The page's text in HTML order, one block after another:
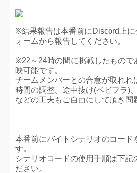
※結果報告は本番前にDiscord上に
ォームから報告してください。
※22～24時の間に挑戦したもので
映可能です。
チームメンバーとの合意が取れれ
時間の調整、途中抜け(ベビフラ)
などの工夫もご自由にして頂き問
本番前にバイトシナリオのコード
す。
シナリオコードの使用手順は下記
ださい。